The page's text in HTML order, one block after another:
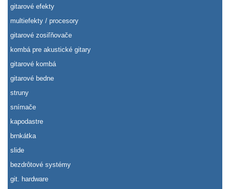
gitarové efekty
multiefekty / procesory
gitarové zosiľňovače
kombá pre akustické gitary
gitarové kombá
gitarové bedne
struny
snímače
kapodastre
brnkátka
slide
bezdrôtové systémy
git. hardware